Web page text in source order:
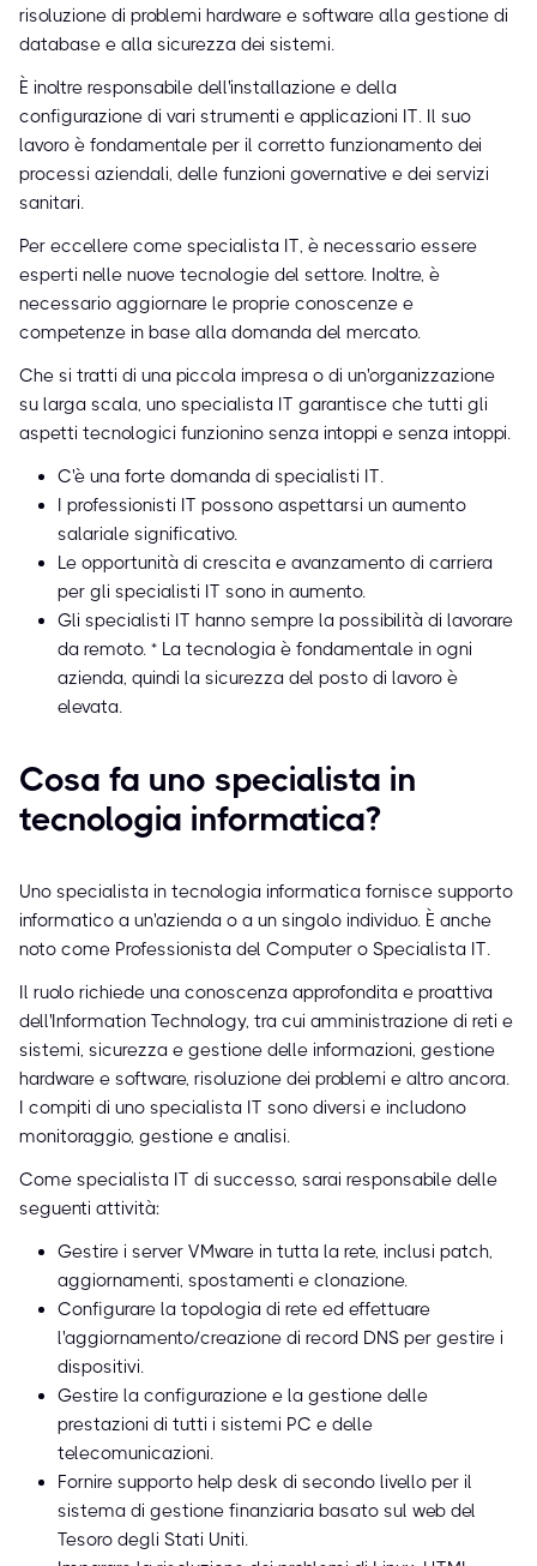
risoluzione di problemi hardware e software alla gestione di
database e alla sicurezza dei sistemi.
È inoltre responsabile dell'installazione e della
configurazione di vari strumenti e applicazioni IT. Il suo
lavoro è fondamentale per il corretto funzionamento dei
processi aziendali, delle funzioni governative e dei servizi
sanitari.
Per eccellere come specialista IT, è necessario essere
esperti nelle nuove tecnologie del settore. Inoltre, è
necessario aggiornare le proprie conoscenze e
competenze in base alla domanda del mercato.
Che si tratti di una piccola impresa o di un'organizzazione
su larga scala, uno specialista IT garantisce che tutti gli
aspetti tecnologici funzionino senza intoppi e senza intoppi.
C'è una forte domanda di specialisti IT.
I professionisti IT possono aspettarsi un aumento
salariale significativo.
Le opportunità di crescita e avanzamento di carriera
per gli specialisti IT sono in aumento.
Gli specialisti IT hanno sempre la possibilità di lavorare
da remoto. * La tecnologia è fondamentale in ogni
azienda, quindi la sicurezza del posto di lavoro è
elevata.
Cosa fa uno specialista in
tecnologia informatica?
Uno specialista in tecnologia informatica fornisce supporto
informatico a un'azienda o a un singolo individuo. È anche
noto come Professionista del Computer o Specialista IT.
Il ruolo richiede una conoscenza approfondita e proattiva
dell'Information Technology, tra cui amministrazione di reti e
sistemi, sicurezza e gestione delle informazioni, gestione
hardware e software, risoluzione dei problemi e altro ancora.
I compiti di uno specialista IT sono diversi e includono
monitoraggio, gestione e analisi.
Come specialista IT di successo, sarai responsabile delle
seguenti attività:
Gestire i server VMware in tutta la rete, inclusi patch,
aggiornamenti, spostamenti e clonazione.
Configurare la topologia di rete ed effettuare
l'aggiornamento/creazione di record DNS per gestire i
dispositivi.
Gestire la configurazione e la gestione delle
prestazioni di tutti i sistemi PC e delle
telecomunicazioni.
Fornire supporto help desk di secondo livello per il
sistema di gestione finanziaria basato sul web del
Tesoro degli Stati Uniti.